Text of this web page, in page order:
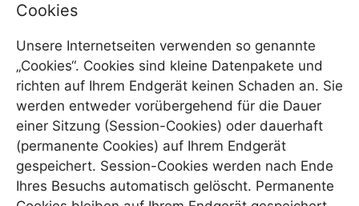
Cookies
Unsere Internetseiten verwenden so genannte
„Cookies“. Cookies sind kleine Datenpakete und
richten auf Ihrem Endgerät keinen Schaden an. Sie
werden entweder vorübergehend für die Dauer
einer Sitzung (Session-Cookies) oder dauerhaft
(permanente Cookies) auf Ihrem Endgerät
gespeichert. Session-Cookies werden nach Ende
Ihres Besuchs automatisch gelöscht. Permanente